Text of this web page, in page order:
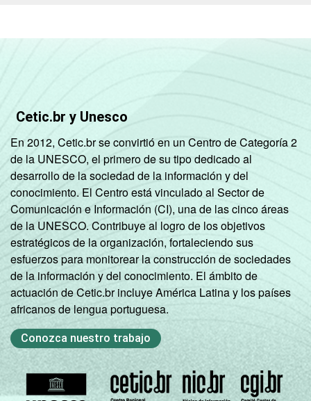
DE
ATIVIDADE
Fora da força de
trabalho
Fonte: CGI.br/NIC.br, Centro Regional de
Estudos para o Desenvolvimento da
Sociedade da Informação (Cetic.br),
Pesquisa sobre o uso das tecnologias de
informação e comunicação nos domicílios
brasileiros - TIC Domicílios 2020 (Edição
COVID-19 - Metodologia adaptada).
Cetic.br y Unesco
En 2012, Cetic.br se convirtió en un Centro de Categoría 2
de la UNESCO, el primero de su tipo dedicado al
desarrollo de la sociedad de la información y del
conocimiento. El Centro está vinculado al Sector de
Comunicación e Información (CI), una de las cinco áreas
de la UNESCO. Contribuye al logro de los objetivos
estratégicos de la organización, fortaleciendo sus
esfuerzos para monitorear la construcción de sociedades
de la información y del conocimiento. El ámbito de
actuación de Cetic.br incluye América Latina y los países
africanos de lengua portuguesa.
Conozca nuestro trabajo